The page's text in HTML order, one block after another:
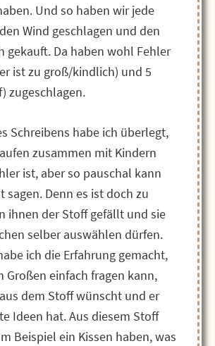
Und so haben wir jede
Wind geschlagen und den
gekauft. Da haben wohl Fehler
ist zu groß/kindlich) und 5
zugeschlagen.
Schreibens habe ich überlegt,
zusammen mit Kindern
ist, aber so pauschal kann
sagen. Denn es ist doch zu
ihnen der Stoff gefällt und sie
selber auswählen dürfen.
ich die Erfahrung gemacht,
Großen einfach fragen kann,
dem Stoff wünscht und er
Ideen hat. Aus diesem Stoff
Beispiel ein Kissen haben, was